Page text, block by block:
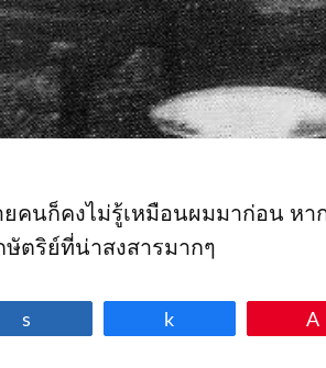
คนก็คงไม่รู้เหมือนผมมาก่อน หา
ตริย์ที่น่าสงสารมากๆ